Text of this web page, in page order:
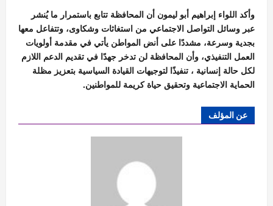
وأكد اللواء إبراهيم أبو ليمون أن المحافظة تتابع باستمرار ما يُنشر
عبر وسائل التواصل الاجتماعي من استغاثات وشكاوى، وتتفاعل معها
بجدية وسرعة، مشددًا على أنض المواطن يأتي في مقدمة أولويات
العمل التنفيذي، وأن المحافظة لن تدخر جهدًا في تقديم الدعم اللازم
لكل حالة إنسانية ، تنفيذًا لتوجيهات القيادة السياسية بتعزيز مظلة
الحماية الاجتماعية وتحقيق حياة كريمة للمواطنين.
عن المؤلف